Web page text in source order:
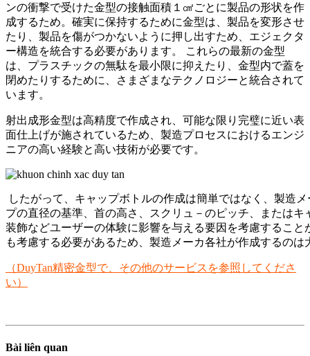
ンの衝撃で受けた金型の接触面積１㎠ごとに製品の形状を作
成するため。確実に保持するために金型は、製品を変形させ
たり、製品を傷がつかないように押し出すため、エジェクタ
ー構造を統合する必要があります。 これらの最新の金型
は、プラスチックの無駄を最小限に抑えたり、金型内で蓋を
閉めたりするために、さまざまなテクノロジーと統合されて
います。
射出成形金型は高精度で作成され、可能な限り完璧に近い表
面仕上げが施されているため、製造プロセスにおけるエンジ
ニアの高い経験と高い技術が必要です。
したがって、キャップボトルの作成は簡単ではなく、製造
プの直径の基準、首の高さ、スクリュ－のピッチ、または
装飾などユーザーの体験に影響を与える要因を考慮するこ
も考慮する必要があるため、製造メーカ各社が作成するのは
（DuyTan精密金型で、その他のサービスを参照してくださ
い）
Bài liên quan